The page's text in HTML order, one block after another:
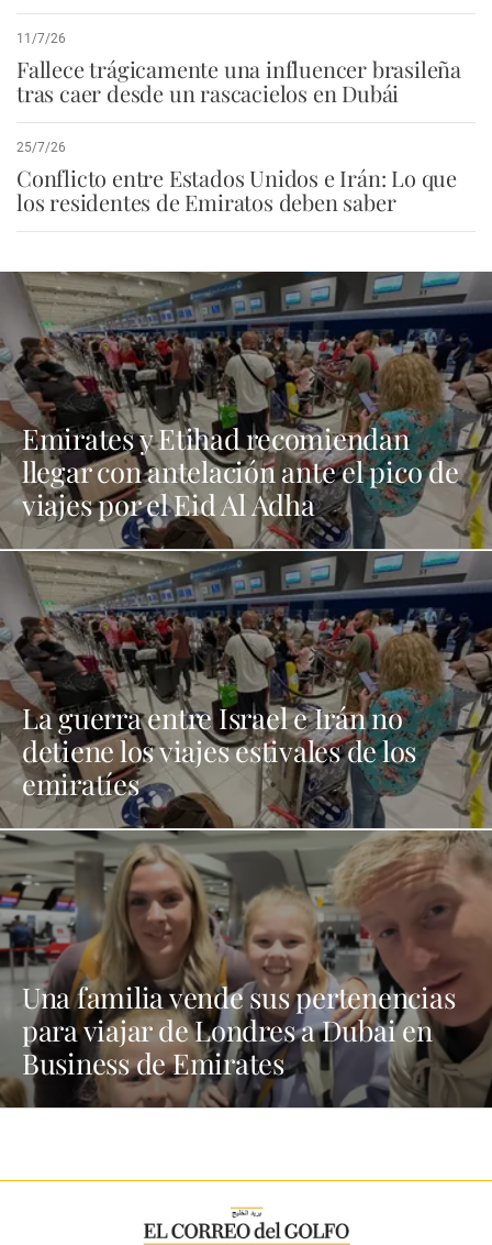
11/7/26
Fallece trágicamente una influencer brasileña
tras caer desde un rascacielos en Dubái
25/7/26
Conflicto entre Estados Unidos e Irán: Lo que
los residentes de Emiratos deben saber
Emirates y Etihad recomiendan
llegar con antelación ante el pico de
viajes por el Eid Al Adha
La guerra entre Israel e Irán no
detiene los viajes estivales de los
emiratíes
Una familia vende sus pertenencias
para viajar de Londres a Dubai en
Business de Emirates